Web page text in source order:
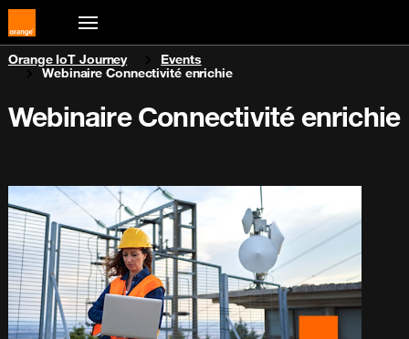
You are here:
Orange IoT Journey
Events
Webinaire Connectivité enrichie
Webinaire Connectivité enrichie